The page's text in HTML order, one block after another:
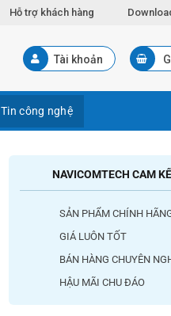
Hỗ trợ khách hàng
Tài khoản
Tin công nghệ
NAVICOMTECH CAM
SẢN PHẨM CHÍNH
GIÁ LUÔN TỐT
BÁN HÀNG CHUYÊN
HẬU MÃI CHU ĐÁO